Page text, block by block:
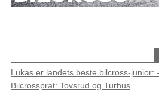
Lukas er landets beste bilcross-junior:
Bilcrossprat: Tovsrud og Turhus